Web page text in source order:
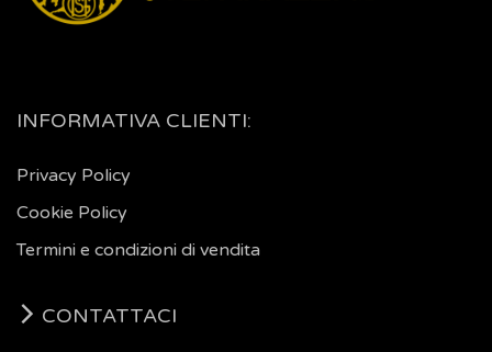
INFORMATIVA CLIENTI:
Privacy Policy
Cookie Policy
Termini e condizioni di vendita
CONTATTACI